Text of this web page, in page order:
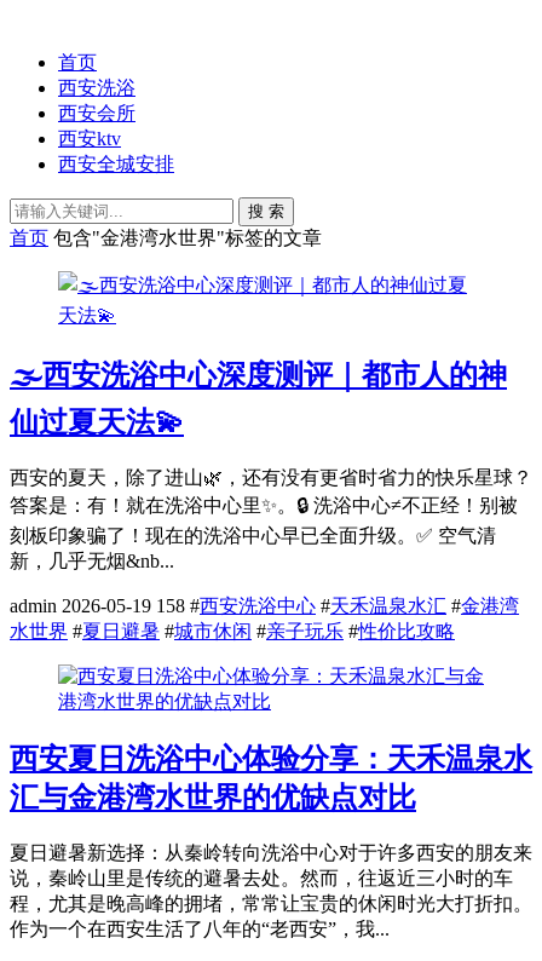
首页
西安洗浴
西安会所
西安ktv
西安全城安排
搜 索
首页 包含"金港湾水世界"标签的文章
🌫️西安洗浴中心深度测评｜都市人的神
仙过夏天法💫
西安的夏天，除了进山🌿，还有没有更省时省力的快乐星球？
答案是：有！就在洗浴中心里✨。🔒 洗浴中心≠不正经！别被
刻板印象骗了！现在的洗浴中心早已全面升级。✅ 空气清
新，几乎无烟&nb...
admin 2026-05-19 158 #西安洗浴中心 #天禾温泉水汇 #金港湾
水世界 #夏日避暑 #城市休闲 #亲子玩乐 #性价比攻略
西安夏日洗浴中心体验分享：天禾温泉水
汇与金港湾水世界的优缺点对比
夏日避暑新选择：从秦岭转向洗浴中心对于许多西安的朋友来
说，秦岭山里是传统的避暑去处。然而，往返近三小时的车
程，尤其是晚高峰的拥堵，常常让宝贵的休闲时光大打折扣。
作为一个在西安生活了八年的“老西安”，我...